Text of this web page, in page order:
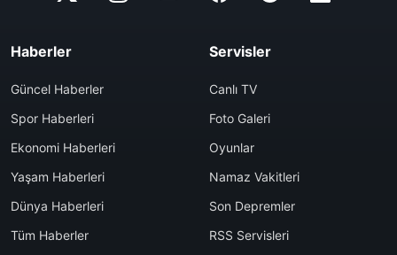
Haberler
Güncel Haberler
Spor Haberleri
Ekonomi Haberleri
Yaşam Haberleri
Dünya Haberleri
Tüm Haberler
Servisler
Canlı TV
Foto Galeri
Oyunlar
Namaz Vakitleri
Son Depremler
RSS Servisleri